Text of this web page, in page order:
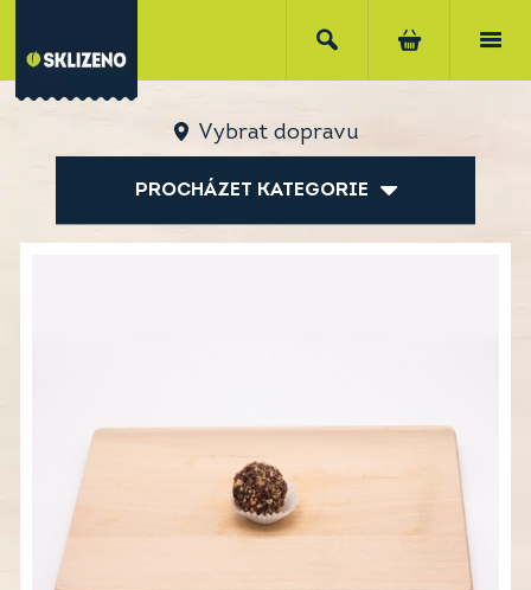
Vybrat dopravu
PROCHÁZET KATEGORIE